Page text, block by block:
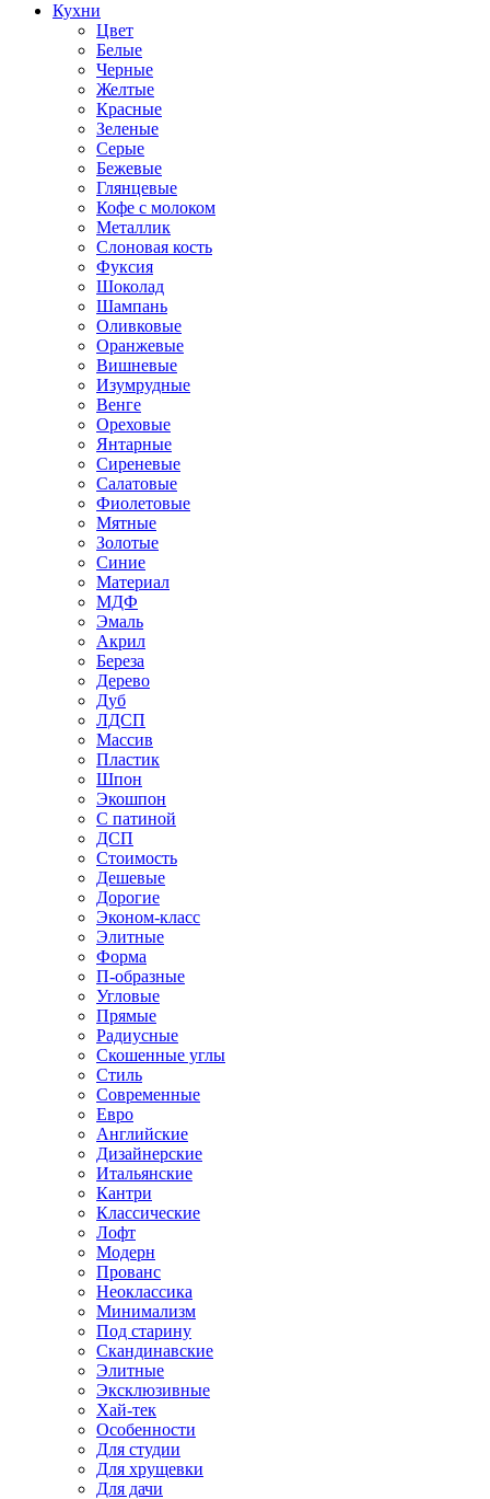
Кухни
Цвет
Белые
Черные
Желтые
Красные
Зеленые
Серые
Бежевые
Глянцевые
Кофе с молоком
Металлик
Слоновая кость
Фуксия
Шоколад
Шампань
Оливковые
Оранжевые
Вишневые
Изумрудные
Венге
Ореховые
Янтарные
Сиреневые
Салатовые
Фиолетовые
Мятные
Золотые
Синие
Материал
МДФ
Эмаль
Акрил
Береза
Дерево
Дуб
ЛДСП
Массив
Пластик
Шпон
Экошпон
С патиной
ДСП
Стоимость
Дешевые
Дорогие
Эконом-класс
Элитные
Форма
П-образные
Угловые
Прямые
Радиусные
Скошенные углы
Стиль
Современные
Евро
Английские
Дизайнерские
Итальянские
Кантри
Классические
Лофт
Модерн
Прованс
Неоклассика
Минимализм
Под старину
Скандинавские
Элитные
Эксклюзивные
Хай-тек
Особенности
Для студии
Для хрущевки
Для дачи